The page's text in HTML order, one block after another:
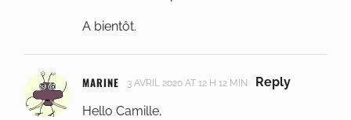
A bientôt.
MARINE 3 AVRIL 2020 AT 12 H 12 MIN
Reply
Hello Camille,